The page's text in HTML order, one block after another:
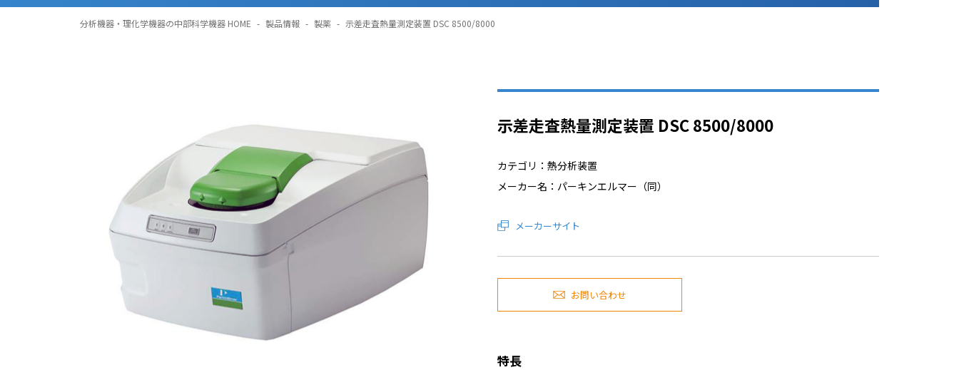
分析機器・理化学機器の中部科学機器 HOME - 製品情報 - 製薬 - 示差走査熱量測定装置 DSC 8500/8000
示差走査熱量測定装置 DSC 8500/8000
カテゴリ：熱分析装置
メーカー名：パーキンエルマー（同）
メーカーサイト
お問い合わせ
特長